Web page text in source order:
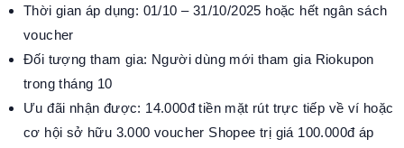
Thời gian áp dụng: 01/10 – 31/10/2025 hoặc hết ngân sách
voucher
Đối tượng tham gia: Người dùng mới tham gia Riokupon
trong tháng 10
Ưu đãi nhận được: 14.000đ tiền mặt rút trực tiếp về ví hoặc
cơ hội sở hữu 3.000 voucher Shopee trị giá 100.000đ áp